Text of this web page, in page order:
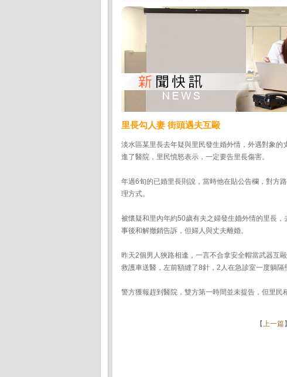
里長勾人妻 街頭遇夫互毆
淡水區某里長去年疑與里民發生婚外情，外遇對象
進了醫院，里民憤怒表示，一定要告里長傷害。
年過6旬的已婚里長則說，當時他在貼公告欄，對方
理方式。
被懷疑和里內年約50歲有夫之婦發生婚外情的里長
事後和解撤銷告訴，但婦人與丈夫離婚。
昨天2個男人狹路相逢，一言不合拿安全帽當武器互
救護車送醫，左前額縫了8針，2人在急診室一度躺隔
警方獲報趕到醫院，雙方第一時間並未提告，但里民
【上一篇